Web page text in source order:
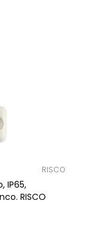
RISCO
IP65,
RISCO